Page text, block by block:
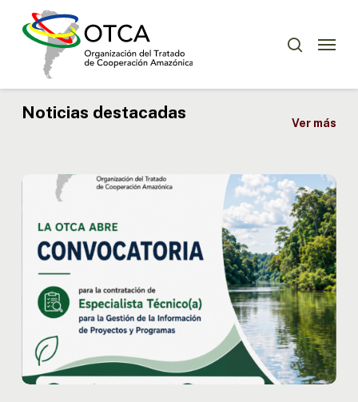
Menu
Noticias destacadas
Ver más
OTCA
para
Especialista
Técnico(a)
Gestión
Información
de